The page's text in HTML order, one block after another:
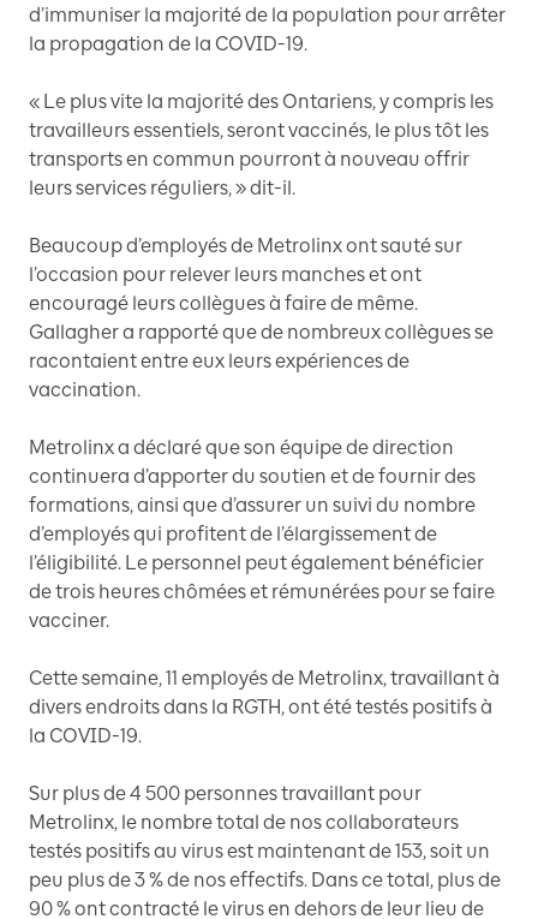
d’immuniser la majorité de la population pour arrêter
la propagation de la COVID-19.
« Le plus vite la majorité des Ontariens, y compris les
travailleurs essentiels, seront vaccinés, le plus tôt les
transports en commun pourront à nouveau offrir
leurs services réguliers, » dit-il.
Beaucoup d’employés de Metrolinx ont sauté sur
l’occasion pour relever leurs manches et ont
encouragé leurs collègues à faire de même.
Gallagher a rapporté que de nombreux collègues se
racontaient entre eux leurs expériences de
vaccination.
Metrolinx a déclaré que son équipe de direction
continuera d’apporter du soutien et de fournir des
formations, ainsi que d’assurer un suivi du nombre
d’employés qui profitent de l’élargissement de
l’éligibilité. Le personnel peut également bénéficier
de trois heures chômées et rémunérées pour se faire
vacciner.
Cette semaine, 11 employés de Metrolinx, travaillant à
divers endroits dans la RGTH, ont été testés positifs à
la COVID-19.
Sur plus de 4 500 personnes travaillant pour
Metrolinx, le nombre total de nos collaborateurs
testés positifs au virus est maintenant de 153, soit un
peu plus de 3 % de nos effectifs. Dans ce total, plus de
90 % ont contracté le virus en dehors de leur lieu de